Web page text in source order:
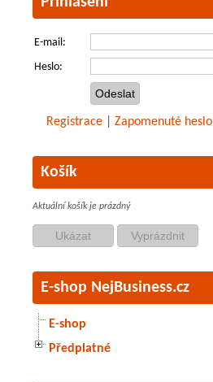
E-mail:
Heslo:
Registrace Zapomenuté heslo
Košík
Aktuální košík je prázdný
E-shop NejBusiness.cz
E-shop
Předplatné